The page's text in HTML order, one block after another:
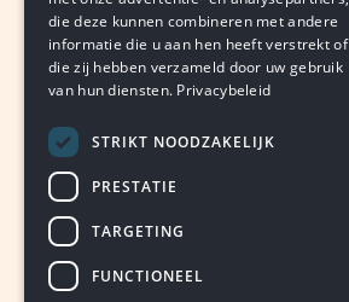
die deze kunnen combineren met andere
informatie die u aan hen heeft verstrekt of
die zij hebben verzameld door uw gebruik
van hun diensten. Privacybeleid
STRIKT NOODZAKELIJK
PRESTATIE
TARGETING
FUNCTIONEEL